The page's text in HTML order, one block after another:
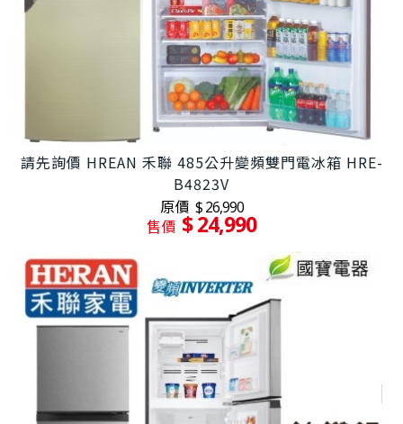
請先詢價 HREAN 禾聯 485公升變頻雙門電冰箱 HRE-
B4823V
原價 $ 26,990
售價 $ 24,990